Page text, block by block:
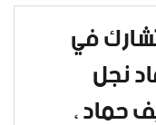
في
نجل
حماد ،